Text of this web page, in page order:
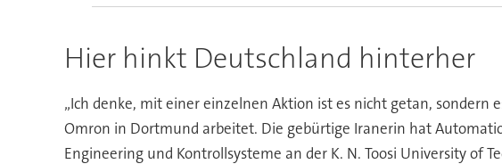
Hier hinkt Deutschland hinterher
„Ich denke, mit einer einzelnen Aktion ist es nicht getan, sondern
Omron in Dortmund arbeitet. Die gebürtige Iranerin hat
Engineering und Kontrollsysteme an der K. N. Toosi University of